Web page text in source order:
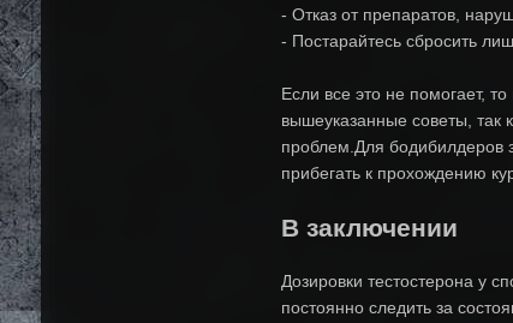
- Отказ от препаратов,
- Постарайтесь сбросить
Если все это не помогает,
вышеуказанные советы, так
проблем.Для бодибилдеров
прибегать к прохождению
В заключении
Дозировки тестостерона у
постоянно следить за